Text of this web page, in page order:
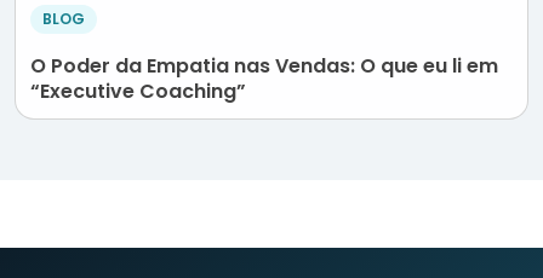
BLOG
O Poder da Empatia nas Vendas: O que eu li em
“Executive Coaching”